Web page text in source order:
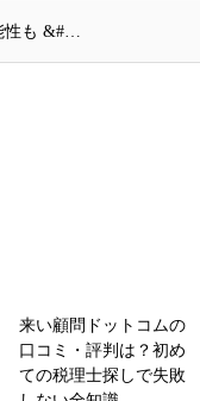
性も &#…
来い顧問ドットコムの
口コミ・評判は？初め
ての税理士探しで失敗